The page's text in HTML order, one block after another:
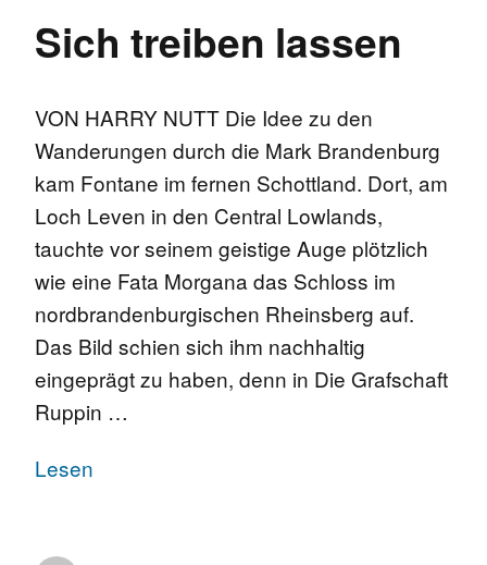
Sich treiben lassen
VON HARRY NUTT Die Idee zu den
Wanderungen durch die Mark Brandenburg
kam Fontane im fernen Schottland. Dort, am
Loch Leven in den Central Lowlands,
tauchte vor seinem geistige Auge plötzlich
wie eine Fata Morgana das Schloss im
nordbrandenburgischen Rheinsberg auf.
Das Bild schien sich ihm nachhaltig
eingeprägt zu haben, denn in Die Grafschaft
Ruppin …
Lesen